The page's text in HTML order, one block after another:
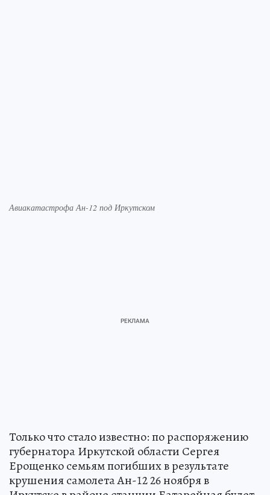
Авиакатастрофа Ан-12 под Иркутском
Только что стало известно: по распоряжению
губернатора Иркутской области Сергея
Ерощенко семьям погибших в результате
крушения самолета Ан-12 26 ноября в